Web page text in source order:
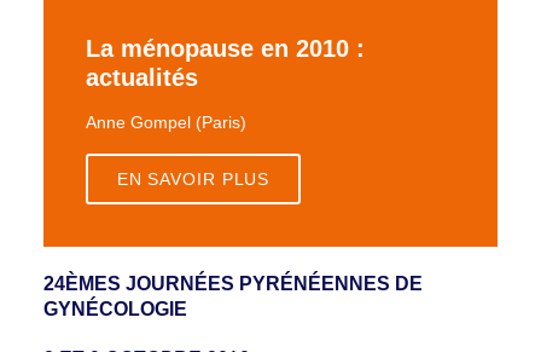
La ménopause en 2010 :
actualités
Anne Gompel (Paris)
EN SAVOIR PLUS
24ÈMES JOURNÉES PYRÉNÉENNES DE
GYNÉCOLOGIE